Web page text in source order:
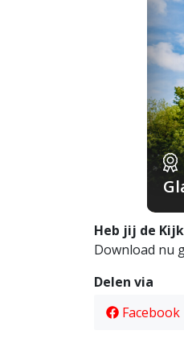
Heb jij de
Download nu
Delen via
Facebook